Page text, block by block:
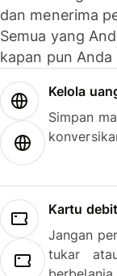
dan menerima
Semua yang
kapan pun
Kelola
Simpan
Kartu
Jangan
tukar atau